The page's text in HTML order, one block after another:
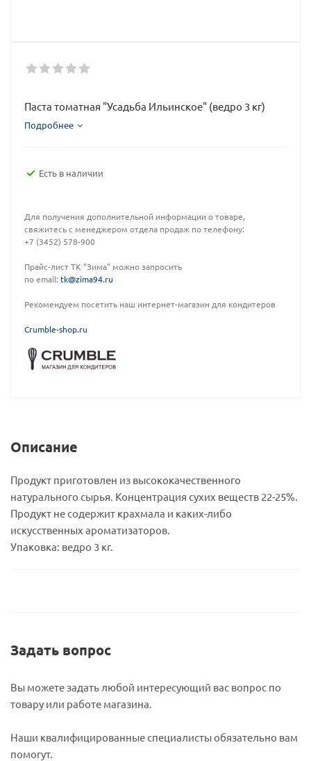
Паста томатная "Усадьба Ильинское" (ведро 3 кг)
Подробнее
Есть в наличии
Для получения дополнительной информации о товаре,
свяжитесь с менеджером отдела продаж по телефону:
+7 (3452) 578-900
Прайс-лист ТК "Зима" можно запросить
по email: tk@zima94.ru
Рекомендуем посетить наш интернет-магазин для кондитеров
Crumble-shop.ru
Описание
Продукт приготовлен из высококачественного
натурального сырья. Концентрация сухих веществ 22-25%.
Продукт не содержит крахмала и каких-либо
искусственных ароматизаторов.
Упаковка: ведро 3 кг.
Задать вопрос
Вы можете задать любой интересующий вас вопрос по
товару или работе магазина.
Наши квалифицированные специалисты обязательно вам
помогут.